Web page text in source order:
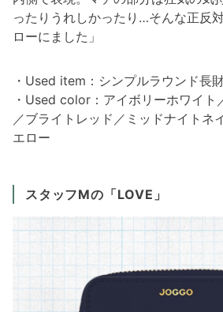
ったりうれしかったり…そんな正反
ローにました」
・Used item：シンプルラウンド長
・Used color：アイボリーホワイト
／ブライトレッド／ミッドナイトネ
エロー
スタッフMの「LOVE」